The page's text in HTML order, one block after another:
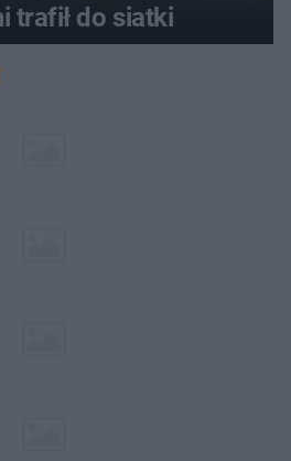
trafił do siatki